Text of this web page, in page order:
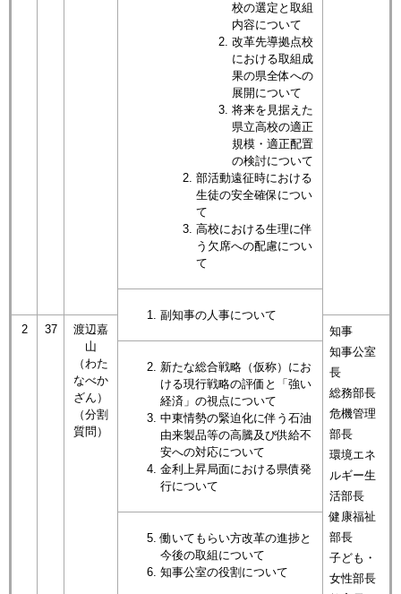
校の選定と取組
内容について
改革先導拠点校
における取組成
果の県全体への
展開について
将来を見据えた
県立高校の適正
規模・適正配置
の検討について
部活動遠征時における
生徒の安全確保につい
て
高校における生理に伴
う欠席への配慮につい
て​
副知事の人事について​
2
37
渡辺嘉
山
（わた
なべか
ざん）
（分割
質問）
知事
知事公室
長
総務部長
危機管理
部長
環境エネ
ルギー生
活部長
健康福祉
部長
子ども・
女性部長
新たな総合戦略（仮称）にお
ける現行戦略の評価と「強い
経済」の視点について
中東情勢の緊迫化に伴う石油
由来製品等の高騰及び供給不
安への対応について
金利上昇局面における県債発
行について
​働いてもらい方改革の進捗と
今後の取組について
知事公室の役割について